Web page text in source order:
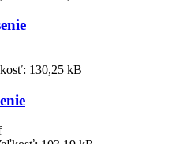
130,25 kB